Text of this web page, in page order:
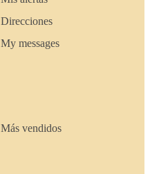
Direcciones
My messages
Más vendidos